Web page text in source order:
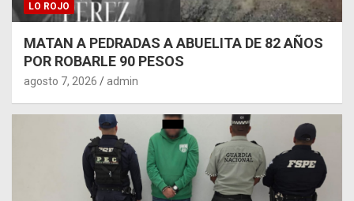
LO ROJO
MATAN A PEDRADAS A ABUELITA DE 82 AÑOS
POR ROBARLE 90 PESOS
agosto 7, 2026 admin